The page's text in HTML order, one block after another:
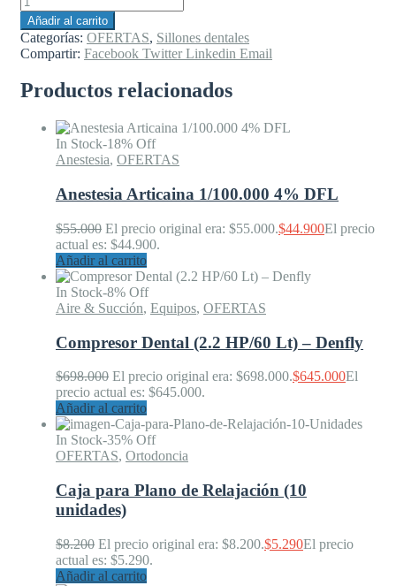
Añadir al carrito
Categorías: OFERTAS, Sillones dentales
Compartir: Facebook Twitter Linkedin Email
Productos relacionados
In Stock-18% Off
Anestesia, OFERTAS
Anestesia Articaina 1/100.000 4% DFL
$55.000 El precio original era: $55.000.$44.900El precio
actual es: $44.900.
Añadir al carrito
In Stock-8% Off
Aire & Succión, Equipos, OFERTAS
Compresor Dental (2.2 HP/60 Lt) – Denfly
$698.000 El precio original era: $698.000.$645.000El
precio actual es: $645.000.
Añadir al carrito
In Stock-35% Off
OFERTAS, Ortodoncia
Caja para Plano de Relajación (10
unidades)
$8.200 El precio original era: $8.200.$5.290El precio
actual es: $5.290.
Añadir al carrito